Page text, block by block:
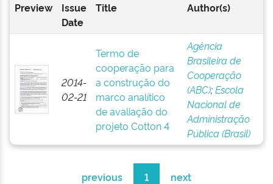
Preview
Issue
Date
Title Author(s)
2014-
02-21
Termo de
cooperação para
a construção do
marco analítico
de avaliação do
projeto Cotton 4
Agência
Brasileira de
Cooperação
(ABC);Escola
Nacional de
Administração
Pública (Brasil)
previous 1 next